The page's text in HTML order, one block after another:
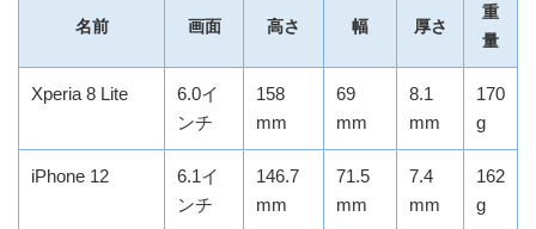
名前 画面 高さ 幅 厚さ
重
量
Xperia 8 Lite
6.0イ
ンチ
158
mm
69
mm
8.1
mm
170
g
iPhone 12
6.1イ
ンチ
146.7
mm
71.5
mm
7.4
mm
162
g